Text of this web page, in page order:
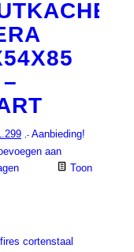
kan
Huidige
prijs
,- Aanbieding!
aan
Toon